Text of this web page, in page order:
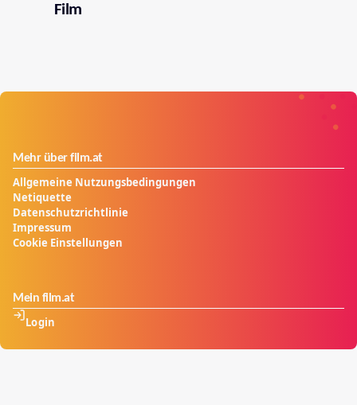
Film
Mehr über film.at
Allgemeine Nutzungsbedingungen
Netiquette
Datenschutzrichtlinie
Impressum
Cookie Einstellungen
Mein film.at
Login